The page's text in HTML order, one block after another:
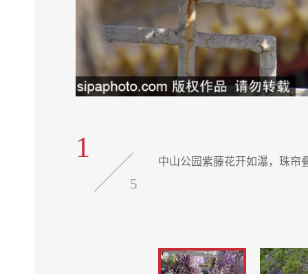
1
5
中山公园紫藤花开如瀑，珠帘